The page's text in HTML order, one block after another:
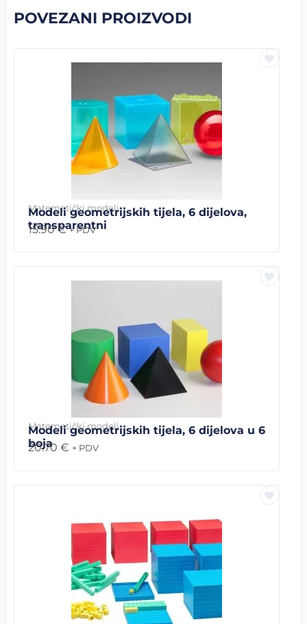
POVEZANI PROIZVODI
Matematički modeli
Modeli geometrijskih tijela, 6 dijelova,
transparentni
15.90€ + PDV
Matematički modeli
Modeli geometrijskih tijela, 6 dijelova u 6
boja
20.70 € + PDV